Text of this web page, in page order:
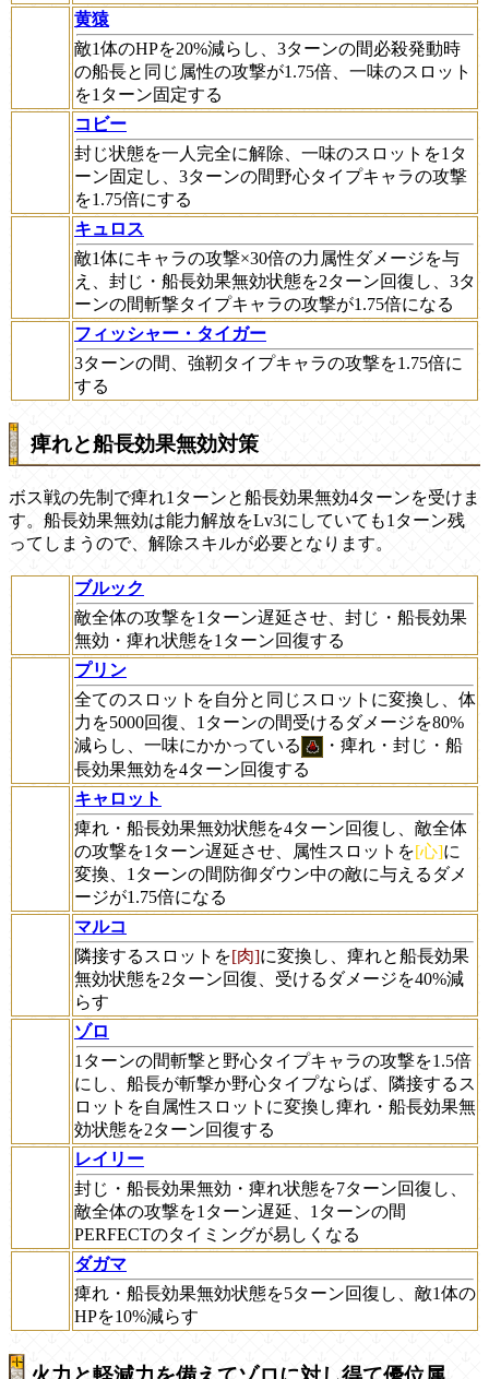
黄猿
敵1体のHPを20%減らし、3ターンの間必殺発動時
の船長と同じ属性の攻撃が1.75倍、一味のスロット
を1ターン固定する
コビー
封じ状態を一人完全に解除、一味のスロットを1タ
ーン固定し、3ターンの間野心タイプキャラの攻撃
を1.75倍にする
キュロス
敵1体にキャラの攻撃×30倍の力属性ダメージを与
え、封じ・船長効果無効状態を2ターン回復し、3タ
ーンの間斬撃タイプキャラの攻撃が1.75倍になる
フィッシャー・タイガー
3ターンの間、強靭タイプキャラの攻撃を1.75倍に
する
痺れと船長効果無効対策
ボス戦の先制で痺れ1ターンと船長効果無効4ターンを受けま
す。船長効果無効は能力解放をLv3にしていても1ターン残
ってしまうので、解除スキルが必要となります。
ブルック
敵全体の攻撃を1ターン遅延させ、封じ・船長効果
無効・痺れ状態を1ターン回復する
プリン
全てのスロットを自分と同じスロットに変換し、体
力を5000回復、1ターンの間受けるダメージを80%
減らし、一味にかかっている
・痺れ・封じ・船
長効果無効を4ターン回復する
キャロット
痺れ・船長効果無効状態を4ターン回復し、敵全体
の攻撃を1ターン遅延させ、属性スロットを[心]に
変換、1ターンの間防御ダウン中の敵に与えるダメ
ージが1.75倍になる
マルコ
隣接するスロットを[肉]に変換し、痺れと船長効果
無効状態を2ターン回復、受けるダメージを40%減
らす
ゾロ
1ターンの間斬撃と野心タイプキャラの攻撃を1.5倍
にし、船長が斬撃か野心タイプならば、隣接するス
ロットを自属性スロットに変換し痺れ・船長効果無
効状態を2ターン回復する
レイリー
封じ・船長効果無効・痺れ状態を7ターン回復し、
敵全体の攻撃を1ターン遅延、1ターンの間
PERFECTのタイミングが易しくなる
ダガマ
痺れ・船長効果無効状態を5ターン回復し、敵1体の
HPを10%減らす